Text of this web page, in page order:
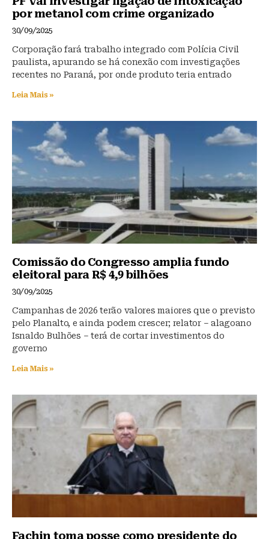
por metanol com crime organizado
30/09/2025
Corporação fará trabalho integrado com Polícia Civil
paulista, apurando se há conexão com investigações
recentes no Paraná, por onde produto teria entrado
Leia Mais »
Comissão do Congresso amplia fundo
eleitoral para R$ 4,9 bilhões
30/09/2025
Campanhas de 2026 terão valores maiores que o previsto
pelo Planalto, e ainda podem crescer; relator – alagoano
Isnaldo Bulhões – terá de cortar investimentos do
governo
Leia Mais »
Fachin toma posse como presidente do